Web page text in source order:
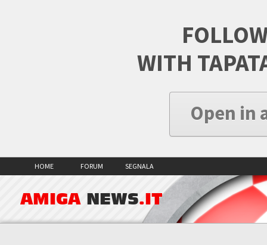
WITH
Open in
HOME FORUM SEGNALA
AMIGA NEWS.IT